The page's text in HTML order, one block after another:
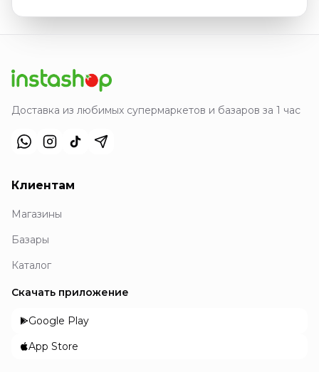
Доставка из любимых супермаркетов и базаров за 1 час
Клиентам
Магазины
Базары
Каталог
Скачать приложение
Google Play
App Store